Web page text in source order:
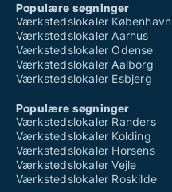
Populære søgninger
Værkstedslokaler København
Værkstedslokaler Aarhus
Værkstedslokaler Odense
Værkstedslokaler Aalborg
Værkstedslokaler Esbjerg
Populære søgninger
Værkstedslokaler Randers
Værkstedslokaler Kolding
Værkstedslokaler Horsens
Værkstedslokaler Vejle
Værkstedslokaler Roskilde